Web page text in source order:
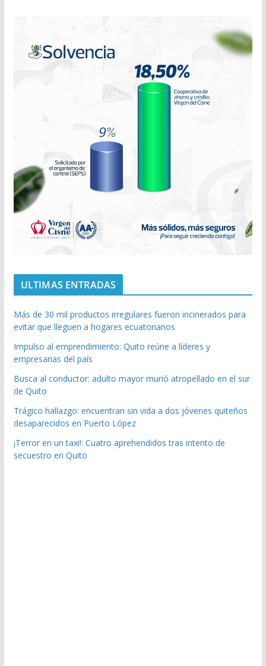
ULTIMAS ENTRADAS
Más de 30 mil productos irregulares fueron incinerados para
evitar que lleguen a hogares ecuatorianos
Impulso al emprendimiento: Quito reúne a líderes y
empresarias del país
Busca al conductor: adulto mayor murió atropellado en el sur
de Quito
Trágico hallazgo: encuentran sin vida a dos jóvenes quiteños
desaparecidos en Puerto López
¡Terror en un taxi!: Cuatro aprehendidos tras intento de
secuestro en Quito